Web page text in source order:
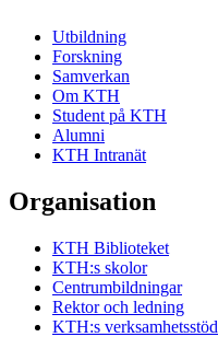
Utbildning
Forskning
Samverkan
Om KTH
Student på KTH
Alumni
KTH Intranät
Organisation
KTH Biblioteket
KTH:s skolor
Centrumbildningar
Rektor och ledning
KTH:s verksamhetsstöd